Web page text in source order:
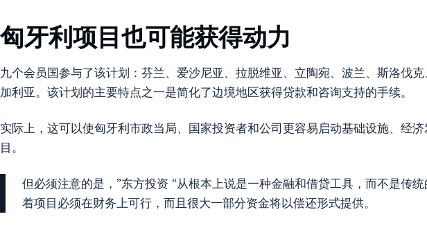
匈牙利项目也可能获得动力
九个会员国参与了该计划：芬兰、爱沙尼亚、拉脱维亚、立陶宛、波兰、斯洛伐
加利亚。该计划的主要特点之一是简化了边境地区获得贷款和咨询支持的手续。
实际上，这可以使匈牙利市政当局、国家投资者和公司更容易启动基础设施、经
目。
但必须注意的是，”东方投资 “从根本上说是一种金融和借贷工具，而不是传
着项目必须在财务上可行，而且很大一部分资金将以偿还形式提供。